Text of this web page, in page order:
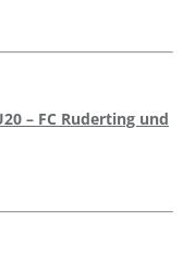
– FC Ruderting und